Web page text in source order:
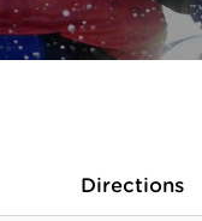
Directions